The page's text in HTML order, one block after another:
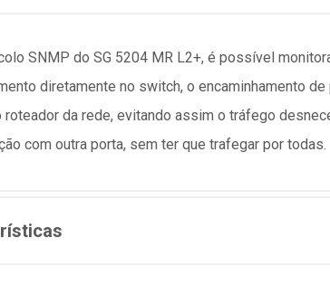
SNMP do SG 5204 MR L2+, é possível
diretamente no switch, o encaminhamento
roteador da rede, evitando assim o tráfego
com outra porta, sem ter que trafegar por todas.